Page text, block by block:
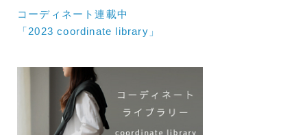
コーディネート連載中
「2023 coordinate library」